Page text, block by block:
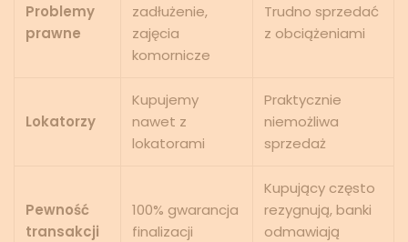
Problemy
prawne
zadłużenie,
zajęcia
komornicze
Trudno sprzedać
z obciążeniami
Lokatorzy
Kupujemy
nawet z
lokatorami
Praktycznie
niemożliwa
sprzedaż
Pewność
transakcji
100% gwarancja
finalizacji
Kupujący często
rezygnują, banki
odmawiają